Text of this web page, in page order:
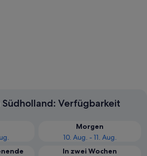
Verfügbarkeit
Morgen
10. Aug. - 11. Aug.
In zwei Wochen